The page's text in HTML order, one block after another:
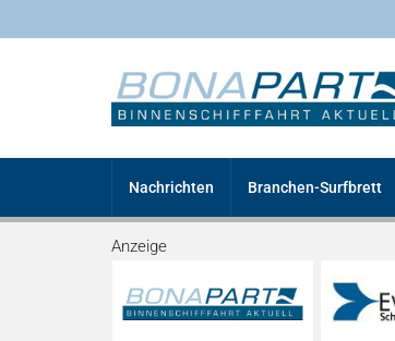
Nachrichten Branchen-Surfbrett
Anzeige